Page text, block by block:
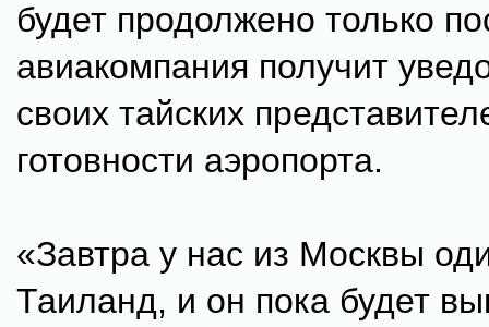
будет продолжено только
авиакомпания получит
своих тайских
готовности аэропорта.
«Завтра у нас из Москвы
Таиланд, и он пока будет